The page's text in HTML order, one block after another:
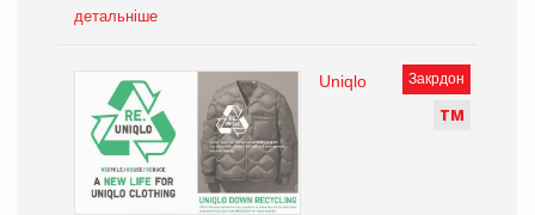
детальніше
Закрдон
ТМ
Uniqlo